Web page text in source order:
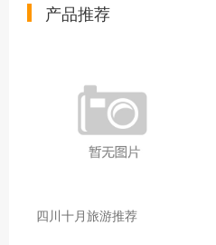
产品推荐
四川十月旅游推荐